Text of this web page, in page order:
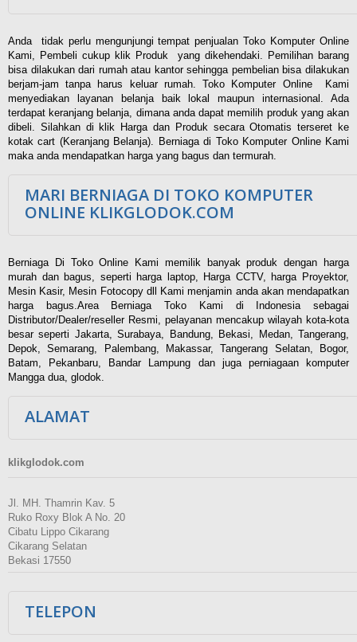
Anda tidak perlu mengunjungi tempat penjualan Toko Komputer Online
Kami, Pembeli cukup klik Produk yang dikehendaki. Pemilihan barang
bisa dilakukan dari rumah atau kantor sehingga pembelian bisa dilakukan
berjam-jam tanpa harus keluar rumah. Toko Komputer Online Kami
menyediakan layanan belanja baik lokal maupun internasional. Ada
terdapat keranjang belanja, dimana anda dapat memilih produk yang akan
dibeli. Silahkan di klik Harga dan Produk secara Otomatis terseret ke
kotak cart (Keranjang Belanja). Berniaga di Toko Komputer Online Kami
maka anda mendapatkan harga yang bagus dan termurah.
MARI BERNIAGA DI TOKO KOMPUTER
ONLINE KLIKGLODOK.COM
Berniaga Di Toko Online Kami memilik banyak produk dengan harga
murah dan bagus, seperti harga laptop, Harga CCTV, harga Proyektor,
Mesin Kasir, Mesin Fotocopy dll Kami menjamin anda akan mendapatkan
harga bagus.Area Berniaga Toko Kami di Indonesia sebagai
Distributor/Dealer/reseller Resmi, pelayanan mencakup wilayah kota-kota
besar seperti Jakarta, Surabaya, Bandung, Bekasi, Medan, Tangerang,
Depok, Semarang, Palembang, Makassar, Tangerang Selatan, Bogor,
Batam, Pekanbaru, Bandar Lampung dan juga perniagaan komputer
Mangga dua, glodok.
ALAMAT
klikglodok.com
Jl. MH. Thamrin Kav. 5
Ruko Roxy Blok A No. 20
Cibatu Lippo Cikarang
Cikarang Selatan
Bekasi 17550
TELEPON